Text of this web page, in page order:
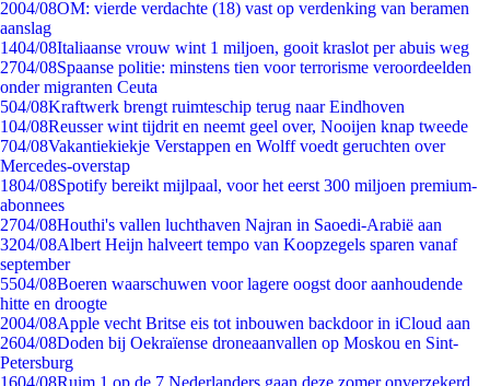
2004/08OM: vierde verdachte (18) vast op verdenking van beramen
aanslag
1404/08Italiaanse vrouw wint 1 miljoen, gooit kraslot per abuis weg
2704/08Spaanse politie: minstens tien voor terrorisme veroordeelden
onder migranten Ceuta
504/08Kraftwerk brengt ruimteschip terug naar Eindhoven
104/08Reusser wint tijdrit en neemt geel over, Nooijen knap tweede
704/08Vakantiekiekje Verstappen en Wolff voedt geruchten over
Mercedes-overstap
1804/08Spotify bereikt mijlpaal, voor het eerst 300 miljoen premium-
abonnees
2704/08Houthi's vallen luchthaven Najran in Saoedi-Arabië aan
3204/08Albert Heijn halveert tempo van Koopzegels sparen vanaf
september
5504/08Boeren waarschuwen voor lagere oogst door aanhoudende
hitte en droogte
2004/08Apple vecht Britse eis tot inbouwen backdoor in iCloud aan
2604/08Doden bij Oekraïense droneaanvallen op Moskou en Sint-
Petersburg
1604/08Ruim 1 op de 7 Nederlanders gaan deze zomer onverzekerd